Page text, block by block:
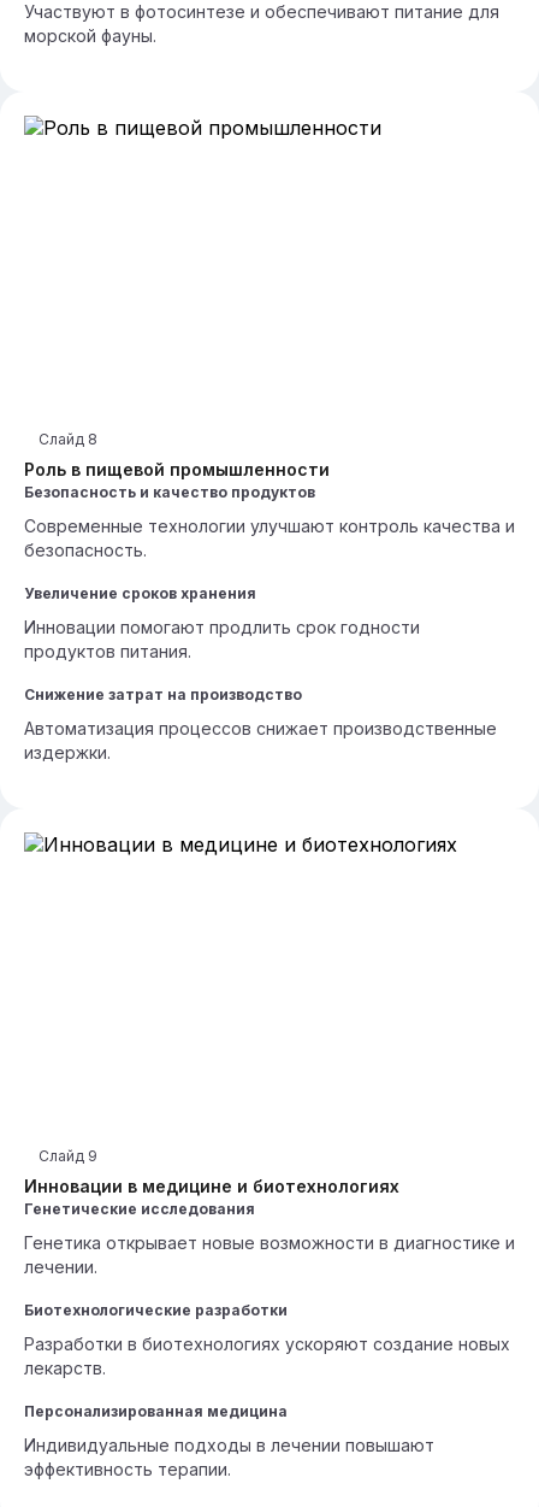
Участвуют в фотосинтезе и обеспечивают питание для
морской фауны.
Роль в пищевой промышленности
Слайд 8
Безопасность и качество продуктов
Современные технологии улучшают контроль качества и
безопасность.
Увеличение сроков хранения
Инновации помогают продлить срок годности
продуктов питания.
Снижение затрат на производство
Автоматизация процессов снижает производственные
издержки.
Инновации в медицине и биотехнологиях
Слайд 9
Генетические исследования
Генетика открывает новые возможности в диагностике и
лечении.
Биотехнологические разработки
Разработки в биотехнологиях ускоряют создание новых
лекарств.
Персонализированная медицина
Индивидуальные подходы в лечении повышают
эффективность терапии.